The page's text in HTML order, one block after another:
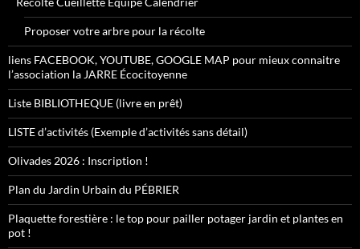
Proposer votre arbre pour la récolte
liens FACEBOOK, YOUTUBE, GOOGLE MAP pour mieux connaitre
l’association la JARRE Écocitoyenne
Liste BIBLIOTHEQUE (livre en prêt)
LISTE d’activités (Exemple d’activités sans détail)
Olivades 2026 : Inscription !
Plan du Jardin Urbain du PÉBRIER
Plaquette forestière : le top pour pailler potager jardin et plantes en
pot !